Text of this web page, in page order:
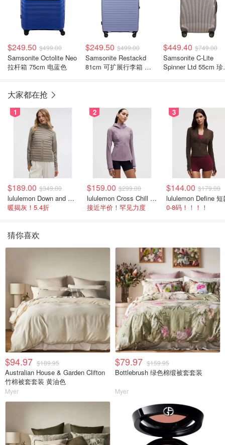
$249.50 $499.00
Samsonite Octolite Neo
拉杆箱 75cm 电蓝色
$249.50 $499.00
Samsonite Restackd
81cm 可扩展行李箱 薰
$449.40 $749.00
Samsonite C-Lite
Spinner Ltd 55cm 珍
大家都在抢
1
$189.00 $349.00
lululemon Down and Around 羽绒夹克
暖揭灰！5.4折
2
$159.00 $299.00
lululemon Cross Chill 女士运动外套
接近半价！罕见力度
3
$144.00 $179.00
0-8码！！！！
猜你喜欢
$94.97 $189.95
Australian House & Garden Clifton
竹棉被套套装 黄油色
Myer
$79.97 $159.95
Bottlebrush 绿色棉缎被套套装
Myer